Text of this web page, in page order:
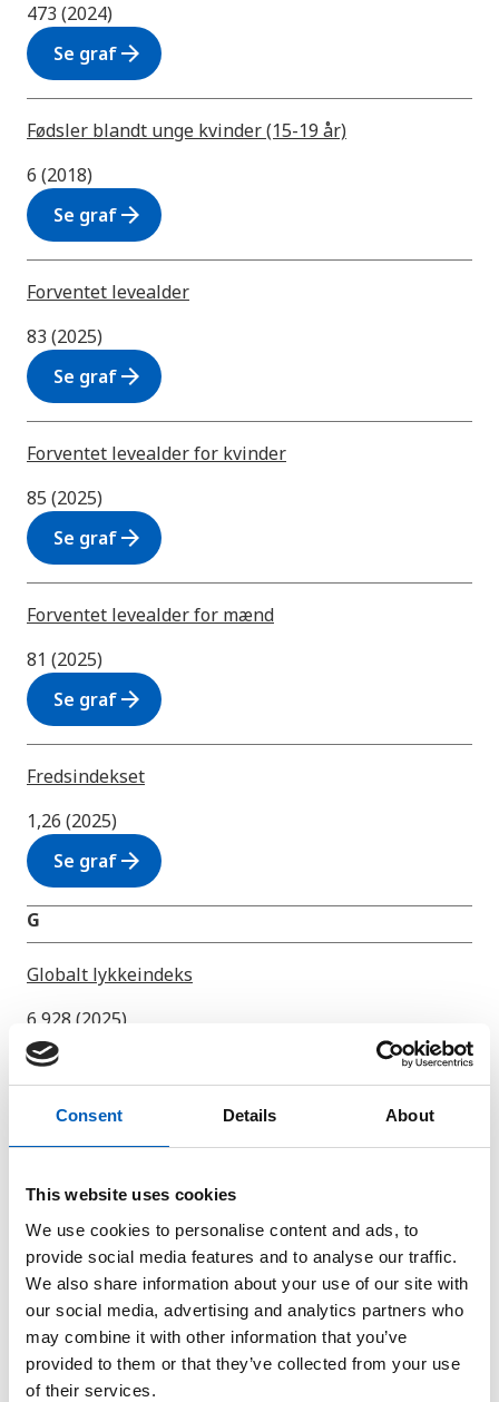
Consent Details About
This website uses cookies
We use cookies to personalise content and ads, to
provide social media features and to analyse our traffic.
We also share information about your use of our site with
our social media, advertising and analytics partners who
may combine it with other information that you’ve
provided to them or that they’ve collected from your use
of their services.
473 (2024)
Se grafarrow_forward
Fødsler blandt unge kvinder (15-19 år)
6 (2018)
Se grafarrow_forward
Forventet levealder
83 (2025)
Se grafarrow_forward
Forventet levealder for kvinder
85 (2025)
Se grafarrow_forward
Forventet levealder for mænd
81 (2025)
Se grafarrow_forward
Fredsindekset
1,26 (2025)
Se grafarrow_forward
G
Globalt lykkeindeks
6,928 (2025)
Se graf
Se grafarrow_forward
Hjemsendte penge
0 (2023)